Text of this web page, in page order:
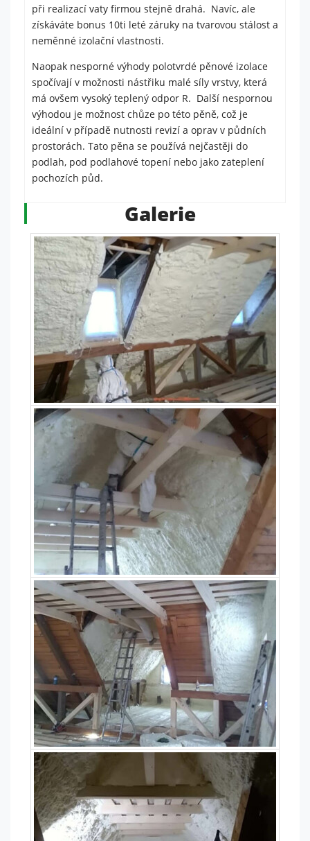
při realizací vaty firmou stejně drahá. Navíc, ale
získáváte bonus 10ti leté záruky na tvarovou stálost a
neměnné izolační vlastnosti.
Naopak nesporné výhody polotvrdé pěnové izolace
spočívají v možnosti nástřiku malé síly vrstvy, která
má ovšem vysoký teplený odpor R. Další nespornou
výhodou je možnost chůze po této pěně, což je
ideální v případě nutnosti revizí a oprav v půdních
prostorách. Tato pěna se používá nejčastěji do
podlah, pod podlahové topení nebo jako zateplení
pochozích půd.
Galerie
Experience
stránky
fungovaly
při vaší
nejlépe.
Pokud tyto
cookies
odmítnete,
Marketing
Sdílením svých
zájmů a chování při
návštěvě našich
stránek zvyšujete
šanci na zobrazení
personalizovaného
obsahu a nabídek.